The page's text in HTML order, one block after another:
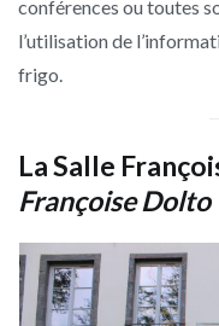
conférences ou toutes
l’utilisation de
frigo.
La Salle
Françoise Dolto